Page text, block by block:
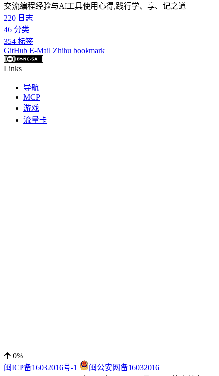
交流编程经验与AI工具使用心得,践行学、享、记之道
220 日志
46 分类
354 标签
GitHub E-Mail Zhihu bookmark
Links
导航
MCP
游戏
流量卡
0%
闽ICP备16032016号-1
闽公安网备16032016